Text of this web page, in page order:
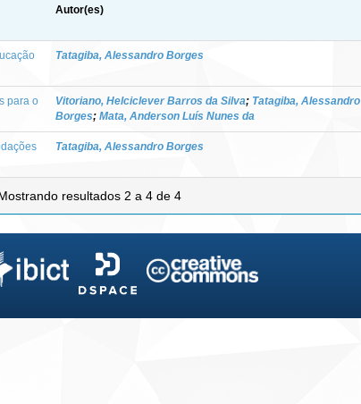
Autor(es)
Tatagiba, Alessandro Borges
para o
Vitoriano, Helciclever Barros da Silva; Tatagiba, Alessandro
Borges; Mata, Anderson Luís Nunes da
Tatagiba, Alessandro Borges
resultados 2 a 4 de 4